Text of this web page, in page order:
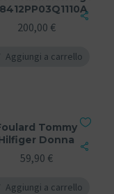
200,00 €
Aggiungi a carrello
Tommy
Donna
59,90 €
Aggiungi a carrello